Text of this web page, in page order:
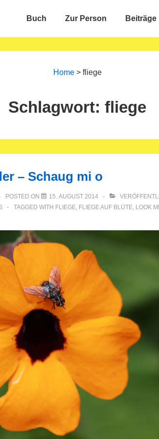
Main
Buch Zur Person Beiträge
Home> fliege
Schlagwort:fliege
– Schaug mi o
POSTED ON 15. AUGUST 2014
TAGGED WITH FLIEGE, FLIEGE AUF BLÜTE, LOOK